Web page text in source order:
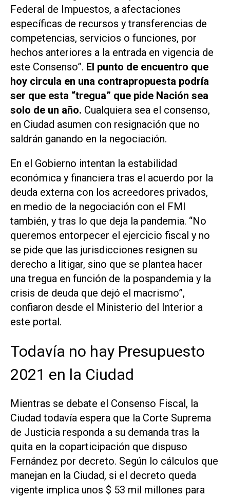
Federal de Impuestos, a afectaciones
específicas de recursos y transferencias de
competencias, servicios o funciones, por
hechos anteriores a la entrada en vigencia de
este Consenso”. El punto de encuentro que
hoy circula en una contrapropuesta podría
ser que esta “tregua” que pide Nación sea
solo de un año. Cualquiera sea el consenso,
en Ciudad asumen con resignación que no
saldrán ganando en la negociación.
En el Gobierno intentan la estabilidad
económica y financiera tras el acuerdo por la
deuda externa con los acreedores privados,
en medio de la negociación con el FMI
también, y tras lo que deja la pandemia. “No
queremos entorpecer el ejercicio fiscal y no
se pide que las jurisdicciones resignen su
derecho a litigar, sino que se plantea hacer
una tregua en función de la pospandemia y la
crisis de deuda que dejó el macrismo”,
confiaron desde el Ministerio del Interior a
este portal.
Todavía no hay Presupuesto
2021 en la Ciudad
Mientras se debate el Consenso Fiscal, la
Ciudad todavía espera que la Corte Suprema
de Justicia responda a su demanda tras la
quita en la coparticipación que dispuso
Fernández por decreto. Según lo cálculos que
manejan en la Ciudad, si el decreto queda
vigente implica unos $ 53 mil millones para